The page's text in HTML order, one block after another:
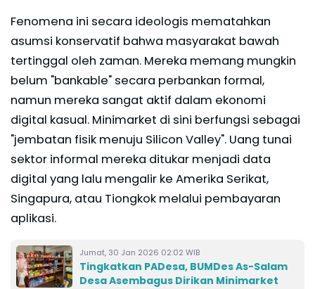
Fenomena ini secara ideologis mematahkan
asumsi konservatif bahwa masyarakat bawah
tertinggal oleh zaman. Mereka memang mungkin
belum "bankable" secara perbankan formal,
namun mereka sangat aktif dalam ekonomi
digital kasual. Minimarket di sini berfungsi sebagai
"jembatan fisik menuju Silicon Valley". Uang tunai
sektor informal mereka ditukar menjadi data
digital yang lalu mengalir ke Amerika Serikat,
Singapura, atau Tiongkok melalui pembayaran
aplikasi.
Jumat, 30 Jan 2026 02:02 WIB
Tingkatkan PADesa, BUMDes As-Salam
Desa Asembagus Dirikan Minimarket